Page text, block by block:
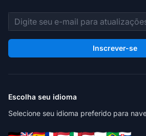
Endereço de e-mail
Inscrever-se
Escolha seu idioma
Selecione seu idioma preferido para